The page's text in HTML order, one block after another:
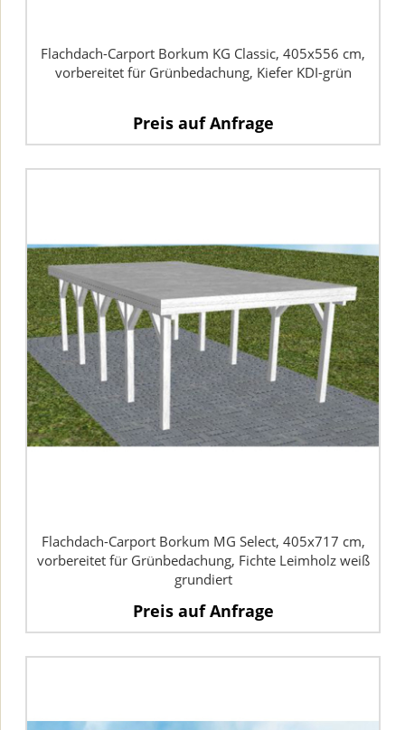
Flachdach-Carport Borkum KG Classic, 405x556 cm,
vorbereitet für Grünbedachung, Kiefer KDI-grün
Preis auf Anfrage
Flachdach-Carport Borkum MG Select, 405x717 cm,
vorbereitet für Grünbedachung, Fichte Leimholz weiß
grundiert
Preis auf Anfrage